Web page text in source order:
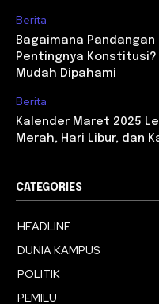
Berita
Bagaimana
Pentingnya
Mudah Dipahami
Berita
Kalender Maret 2025
Merah, Hari Libur, dan
CATEGORIES
HEADLINE
DUNIA KAMPUS
POLITIK
PEMILU